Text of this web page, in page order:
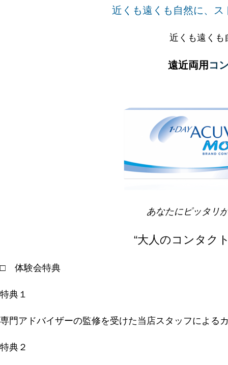
近くも遠くも自然に、
近くも遠くも
遠近両用 コ
あなたにピッタリ
“大人のコンタク
□ 体験会特典
特典１
専門アドバイザーの監修を受けた当店スタッフによる
特典２